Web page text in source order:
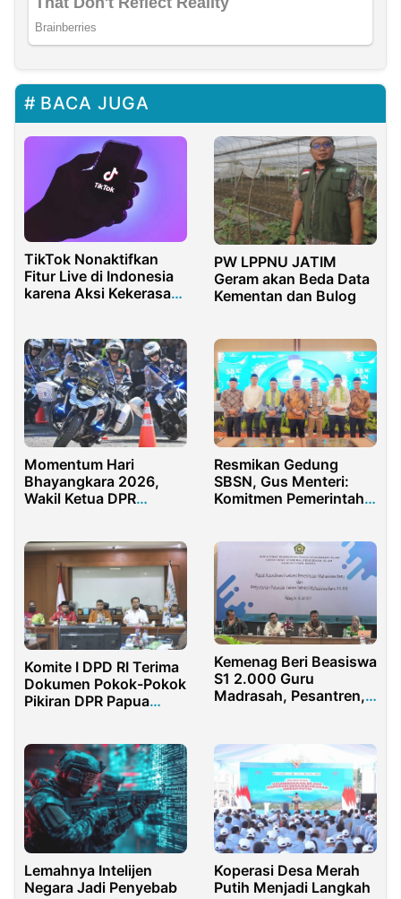
BACA JUGA
TikTok Nonaktifkan
Fitur Live di Indonesia
karena Aksi Kekerasan
PW LPPNU JATIM
Geram akan Beda Data
Kementan dan Bulog
Momentum Hari
Bhayangkara 2026,
Wakil Ketua DPR
Profesional
Resmikan Gedung
SBSN, Gus Menteri:
Komitmen Pemerintah
Komite I DPD RI Terima
Dokumen Pokok-Pokok
Pikiran DPR Papua
Kemenag Beri Beasiswa
S1 2.000 Guru
Madrasah, Pesantren,
Lemahnya Intelijen
Negara Jadi Penyebab
Koperasi Desa Merah
Putih Menjadi Langkah